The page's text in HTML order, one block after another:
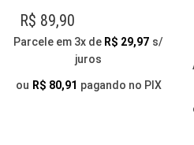
AS
PODEM
R$ 89,90
Parcele em 3x de R$ 29,97 s/
juros
ou R$ 80,91 pagando no PIX